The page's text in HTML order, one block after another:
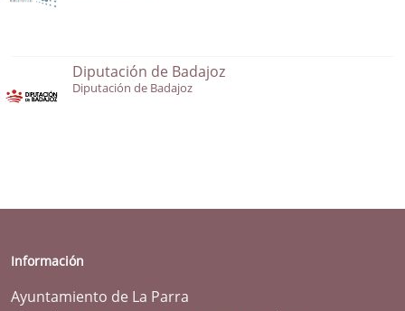
Diputación de Badajoz
Diputación de Badajoz
Información
Ayuntamiento de La Parra